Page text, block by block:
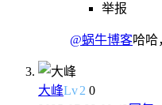
举报
@蜗牛博客哈哈
大峰Lv2 0